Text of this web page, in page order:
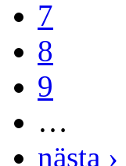
7
8
9
…
nästa ›